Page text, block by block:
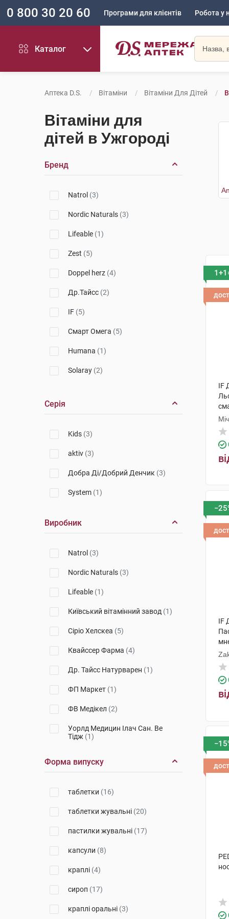
0 800 30 20 60 Програми для клієнтів Робота у
Каталог
Аптека D.S. Вітаміни Вітаміни Для Дітей
Вітаміни для
дітей в Ужгороді
Бренд
Natrol (3)
Nordic Naturals (3)
Lifeable (1)
Zest (5)
Doppel herz (4)
Др.Тайсс (2)
IF (5)
Смарт Омега (5)
Humana (1)
Solaray (2)
Серія
Kids (3)
aktiv (3)
Добра Ді/Добрий Денчик (3)
System (1)
Виробник
Natrol (3)
Nordic Naturals (3)
Lifeable (1)
Київський вітамінний завод (1)
Сіріо Хелскеа (5)
Квайссер Фарма (4)
Др. Тайсс Натурварен (1)
ФП Маркет (1)
ФВ Медікел (2)
Уорлд Медицин Ілач Сан. Ве
Тідж (1)
Хумана(1)
Вітаміни(3)
Ігл Нутрішиналс(2)
Др.Тайсс Натурварен(1)
Мастер Фарм Польска
Медана Фарма АТ
Честер Медікал Солюшнс
Біотіком(1)
Форма випуску
таблетки (16)
таблетки жувальні (20)
пастилки жувальні (17)
капсули (8)
краплі (4)
сироп (17)
краплі оральні (3)
IF
IF